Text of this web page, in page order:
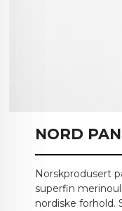
NORD
Norskprodusert
superfin
nordiske forhold.